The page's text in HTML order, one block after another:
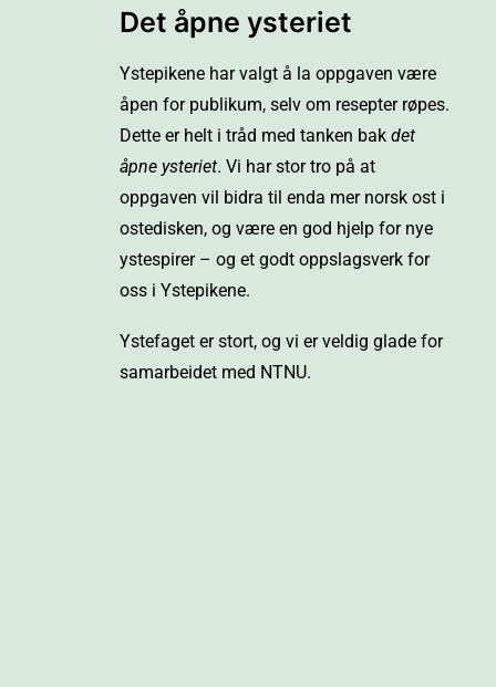
Det åpne ysteriet
Ystepikene har valgt å la oppgaven være
åpen for publikum, selv om resepter røpes.
Dette er helt i tråd med tanken bak det
åpne ysteriet. Vi har stor tro på at
oppgaven vil bidra til enda mer norsk ost i
ostedisken, og være en god hjelp for nye
ystespirer – og et godt oppslagsverk for
oss i Ystepikene.
Ystefaget er stort, og vi er veldig glade for
samarbeidet med NTNU.